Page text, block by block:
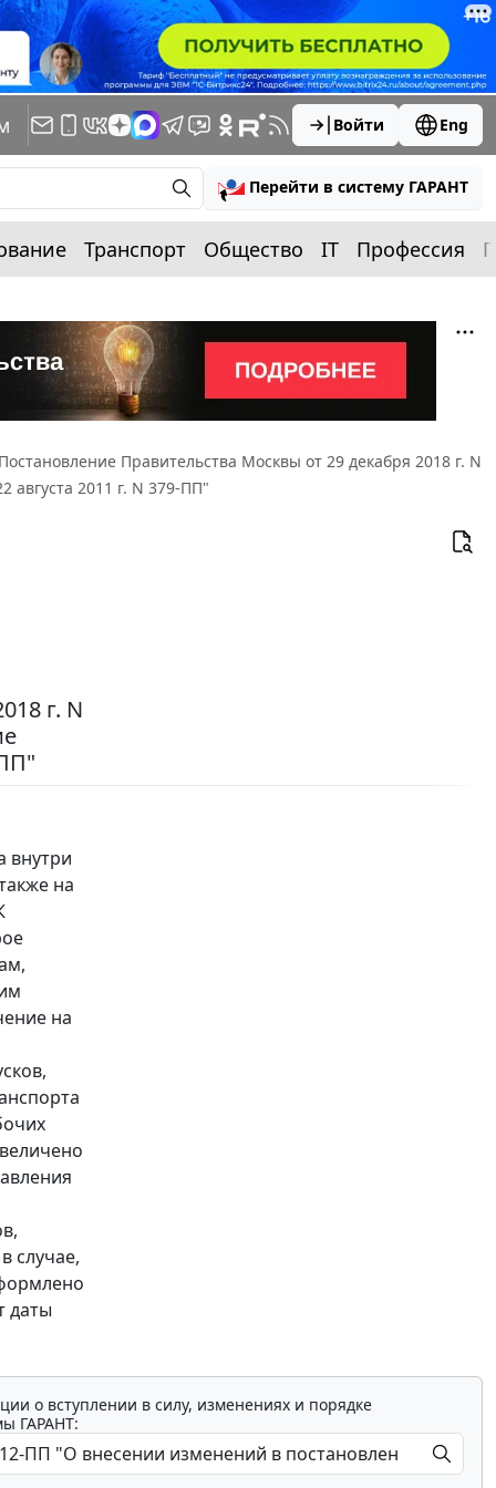
Войти Eng
Перейти в систему ГАРАНТ
Транспорт Общество IT Профессия
Постановление Правительства Москвы от 29 декабря 2018 г. N
2011 г. N 379-ПП"
г. N
внутри
на
на
случае,
даты
о вступлении в силу, изменениях и порядке
ГАРАНТ: